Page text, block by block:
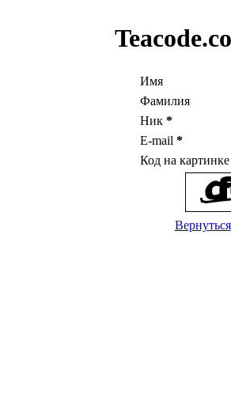
Имя
Фамилия
Ник *
E-mail *
Код на
Вернуться